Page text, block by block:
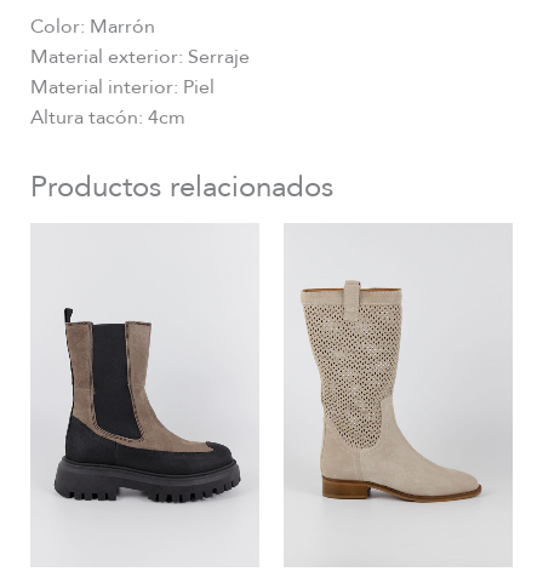
Color: Marrón
Material exterior: Serraje
Material interior: Piel
Altura tacón: 4cm
Productos relacionados